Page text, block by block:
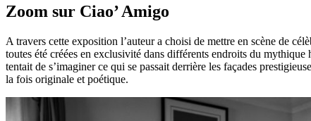
Zoom sur Ciao’ Amigo
A travers cette exposition l’auteur a choisi de mettre en scène de
toutes été créées en exclusivité dans différents endroits du
tentait de s’imaginer ce qui se passait derrière les façades
la fois originale et poétique.